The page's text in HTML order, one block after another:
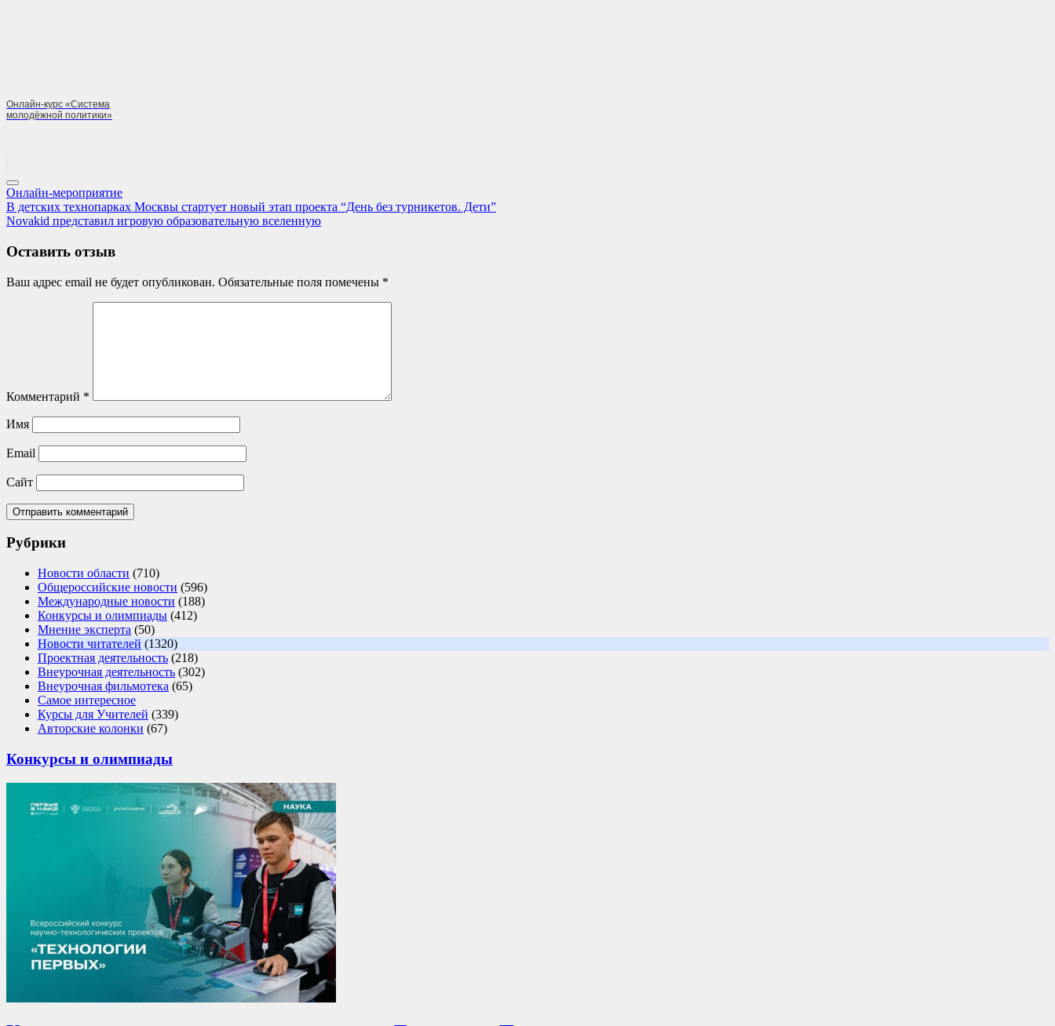
Онлайн-курс «Система
молодёжной политики»
Онлайн-мероприятие
Навигация
по
записям
Previous
Post:
В детских технопарках Москвы стартует новый этап проекта “День без турникетов. Дети”
Next
Novakid представил игровую образовательную вселенную
Оставить отзыв
Ваш адрес email не будет опубликован. Обязательные поля помечены *
Комментарий *
Имя
Email
Сайт
Рубрики
Новости области (710)
Общероссийские новости (596)
Международные новости (188)
Конкурсы и олимпиады (412)
Мнение эксперта (50)
Новости читателей (1320)
Проектная деятельность (218)
Внеурочная деятельность (302)
Внеурочная фильмотека (65)
Самое интересное
Курсы для Учителей (339)
Авторские колонки (67)
Конкурсы и олимпиады